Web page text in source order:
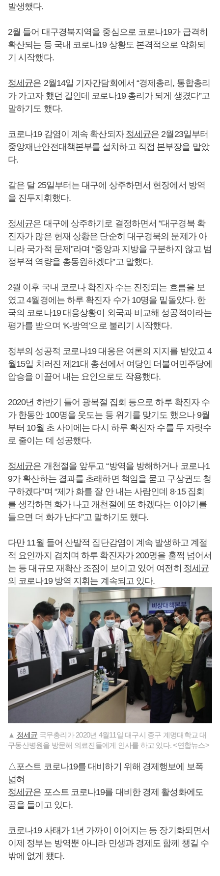
발생했다.
2월 들어 대구경북지역을 중심으로 코로나19가 급격히
확산되는 등 국내 코로나19 상황도 본격적으로 악화되
기 시작했다.
정세균은 2월14일 기자간담회에서 “경제총리, 통합총리
가 가고자 했던 길인데 코로나19 총리가 되게 생겼다”고
말하기도 했다.
코로나19 감염이 계속 확산되자 정세균은 2월23일부터
중앙재난안전대책본부를 설치하고 직접 본부장을 맡았
다.
같은 달 25일부터는 대구에 상주하면서 현장에서 방역
을 진두지휘했다.
정세균은 대구에 상주하기로 결정하면서 “대구경북 확
진자가 많은 현재 상황은 단순히 대구경북의 문제가 아
니라 국가적 문제”라며 “중앙과 지방을 구분하지 않고 범
정부적 역량을 총동원하겠다”고 말했다.
2월 이후 국내 코로나 확진자 수는 진정되는 흐름을 보
였고 4월경에는 하루 확진자 수가 10명을 밑돌았다. 한
국의 코로나19 대응상황이 외국과 비교해 성공적이라는
평가를 받으며 ‘K-방역’으로 불리기 시작했다.
정부의 성공적 코로나19 대응은 여론의 지지를 받았고 4
월15일 치러진 제21대 총선에서 여당인 더불어민주당에
압승을 이끌어 내는 요인으로도 작용했다.
2020년 하반기 들어 광복절 집회 등으로 하루 확진자 수
가 한동안 100명을 웃도는 등 위기를 맞기도 했으나 9월
부터 10월 초 사이에는 다시 하루 확진자 수를 두 자릿수
로 줄이는 데 성공했다.
정세균은 개천절을 앞두고 “방역을 방해하거나 코로나1
9가 확산하는 결과를 초래하면 책임을 묻고 구상권도 청
구하겠다”며 “제가 화를 잘 안 내는 사람인데 8·15 집회
를 생각하면 화가 나고 개천절에 또 하겠다는 이야기를
들으면 더 화가 난다”고 말하기도 했다.
다만 11월 들어 산발적 집단감염이 계속 발생하고 계절
적 요인까지 겹치며 하루 확진자가 200명을 훌쩍 넘어서
는 등 대규모 재확산 조짐이 보이고 있어 여전히 정세균
의 코로나19 방역 지휘는 계속되고 있다.
▲ 정세균 국무총리가 2020년 4월11일 대구시 중구 계명대학교 대
구동산병원을 방문해 의료진들에게 인사를 하고 있다. <연합뉴스>
△포스트 코로나19를 대비하기 위해 경제행보에 보폭
넓혀
정세균은 포스트 코로나19를 대비한 경제 활성화에도
공을 들이고 있다.
코로나19 사태가 1년 가까이 이어지는 등 장기화되면서
이제 정부는 방역뿐 아니라 민생과 경제도 함께 챙길 수
밖에 없게 됐다.